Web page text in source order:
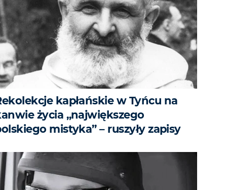
kapłańskie w Tyńcu na
życia „największego
mistyka” – ruszyły zapisy